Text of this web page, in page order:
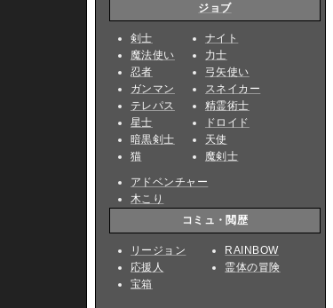
ジョブ
剣士
魔法使い
忍者
ガンマン
テレパス
星士
暗黒剣士
猫
ナイト
力士
弓矢使い
スネイカー
精霊術士
ドロイド
天使
魔剣士
アドベンチャー
木こり
コミュ・閲歴
リージョン
応援人
宝箱
RAINBOW
霊体の冒険